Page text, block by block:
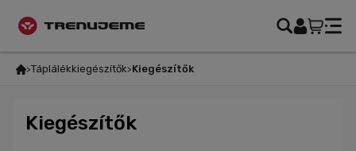
Táplálékkiegészítők Kiegészítők
Kiegészítők